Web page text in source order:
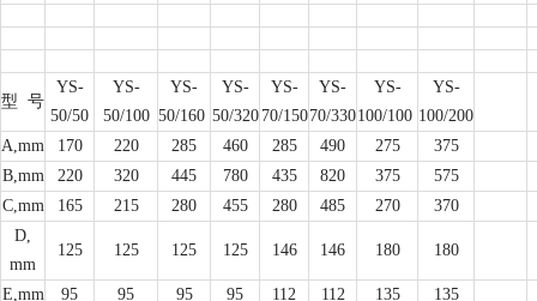
型 号
YS-
50/50
YS-
50/100
YS-
50/160
YS-
50/320
YS-
70/150
YS-
70/330
YS-
100/100
YS-
100/200
A,mm
170 220 285 460 285 490 275
375
B,mm
220 320 445 780 435 820 375
575
C,mm
165 215 280 455 280 485 270
370
D,
mm
125 125 125 125 146 146 180 180
E,mm 95 95 95 95 112 112 135
135